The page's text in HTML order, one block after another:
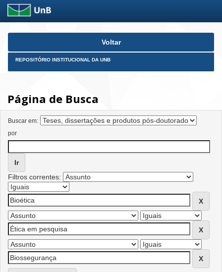
Skip
Voltar
REPOSITÓRIO INSTITUCIONAL DA UNB
Página de Busca
Buscar em:
por
Filtros correntes: